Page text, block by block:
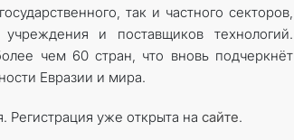
так и частного секторов,
и поставщиков технологий.
чем 60 стран, что вновь подчеркнёт
Евразии и мира.
Регистрация уже открыта на сайте.